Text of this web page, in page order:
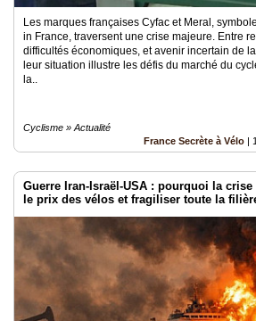
Les marques françaises Cyfac et Meral,
in France, traversent une crise majeure. Entre
difficultés économiques, et avenir incertain de
leur situation illustre les défis du marché du
la..
Cyclisme » Actualité
France Secrète à Vélo |
Guerre Iran-Israël-USA : pourquoi la
le prix des vélos et fragiliser toute la